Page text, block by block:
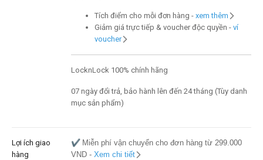
Tích điểm cho mỗi đơn hàng - xem thêm
Giảm giá trực tiếp & voucher độc quyền - ví
voucher
LocknLock 100% chính hãng
07 ngày đổi trả, bảo hành lên đến 24 tháng (Tùy danh
mục sản phẩm)
Lợi ích giao
hàng
✔️ Miễn phí vận chuyển cho đơn hàng từ 299.000
VND - Xem chi tiết